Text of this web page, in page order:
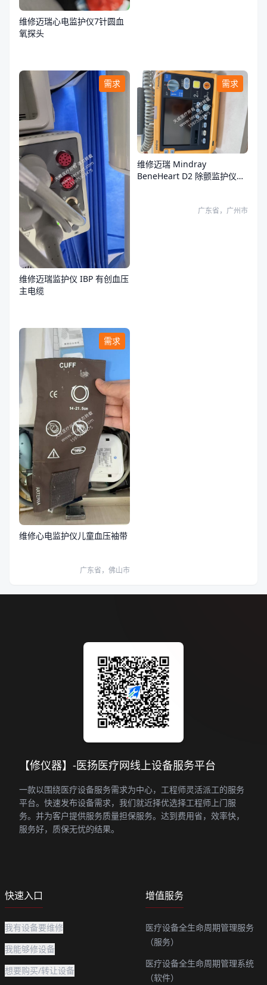
维修迈瑞心电监护仪7针圆血
氧探头
需求
维修迈瑞监护仪 IBP 有创血压
主电缆
需求
维修迈瑞 Mindray
BeneHeart D2 除颤监护仪故
广东省，广州市
需求
维修心电监护仪儿童血压袖带
广东省，佛山市
【修仪器】-医扬医疗网线上设备服务平台
一款以围绕医疗设备服务需求为中心，工程师灵活派工的服务
平台。快速发布设备需求，我们就近择优选择工程师上门服
务。并为客户提供服务质量担保服务。达到费用省，效率快，
服务好，质保无忧的结果。
快速入口
我有设备要维修
我能够修设备
想要购买/转让设备
增值服务
医疗设备全生命周期管理服务
（服务）
医疗设备全生命周期管理系统
（软件）